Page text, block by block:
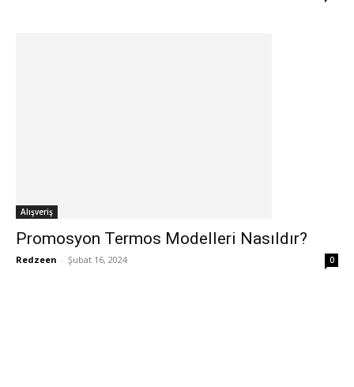
Alışveriş
Promosyon Termos Modelleri Nasıldır?
Redzeen - Şubat 16, 2024 0